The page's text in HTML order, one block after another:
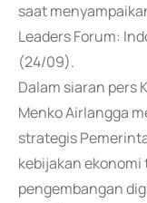
saat
Leaders Forum:
(24/09).
Dalam siaran pers
Menko Airlangga
strategis
kebijakan
pengembangan